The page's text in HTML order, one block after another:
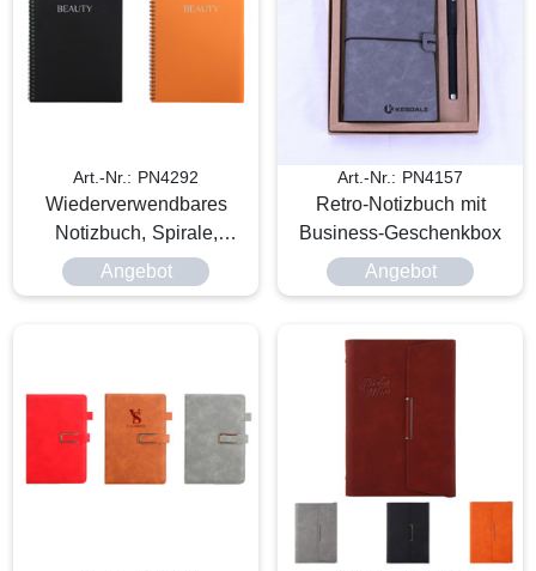
Art.-Nr.: PN4292
Wiederverwendbares
Notizbuch, Spirale,
wasserfest
Angebot
Art.-Nr.: PN4157
Retro-Notizbuch mit
Business-Geschenkbox
Angebot